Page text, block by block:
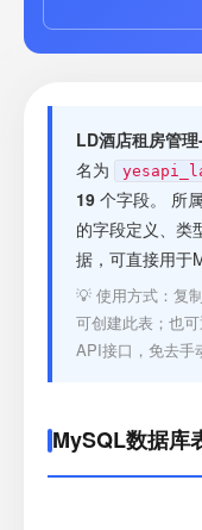
套餐
接口测试
LD酒店租房管
名为
19 个字段。 所
的字段定义、类
据，可直接用于
💡 使用方式：复
可创建此表；也
API接口，免去手
MySQL数据库